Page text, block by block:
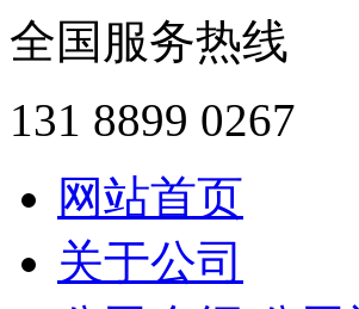
全国服务热线
131 8899 0267
网站首页
关于公司